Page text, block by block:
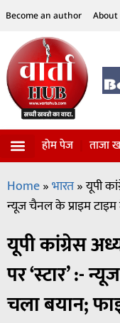
Become an author About
होम पेज ताजा
Home»भारत»यूपी
न्यूज चैनल के प्राइम
यूपी कांग्रेस
पर ‘स्टार’ :-
चला बयान;